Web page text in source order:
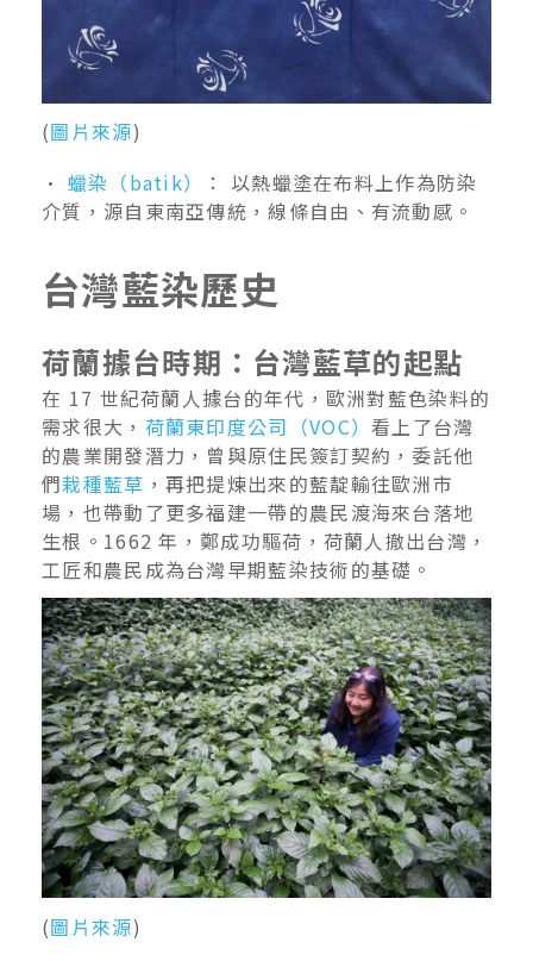
(圖片來源)
• 蠟染（batik）
： 以熱蠟塗在布料上作為防染
介質，源自東南亞傳統，線條自由、有流動感。
台灣藍染歷史
荷蘭據台時期：台灣藍草的起點
在 17 世紀荷蘭人據台的年代，歐洲對藍色染料的
需求很大， 荷蘭東印度公司（VOC） 看上了台灣
的農業開發潛力，曾與原住民簽訂契約，委託他
們栽種藍草 ，再把提煉出來的藍靛輸往歐洲市
場，也帶動了更多福建一帶的農民渡海來台落地
生根。1662 年，鄭成功驅荷，荷蘭人撤出台灣，
工匠和農民成為台灣早期藍染技術的基礎。
(圖片來源)